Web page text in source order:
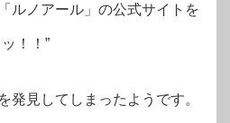
ルノアール」の公式サイトを
！！”
発見してしまったようです。